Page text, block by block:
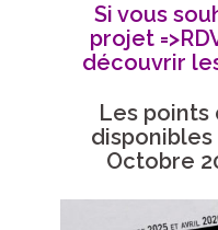
Si vous
projet
découvrir
Les
Octobre